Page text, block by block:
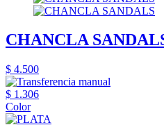
CHANCLA
$ 4.500
$ 1.306
Color